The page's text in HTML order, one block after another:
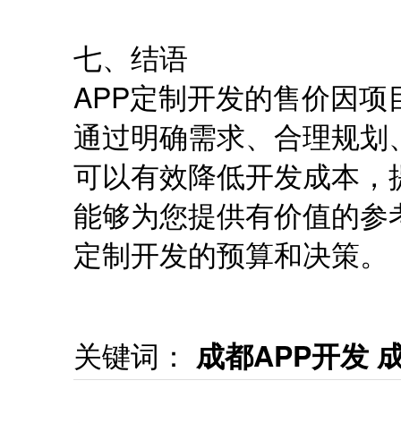
七、结语
APP定制开发的售价因
通过明确需求、合理规
可以有效降低开发成本
能够为您提供有价值的
定制开发的预算和决策。
关键词： 成都APP开发